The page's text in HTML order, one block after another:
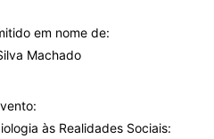
em nome de:
Machado
às Realidades Sociais: